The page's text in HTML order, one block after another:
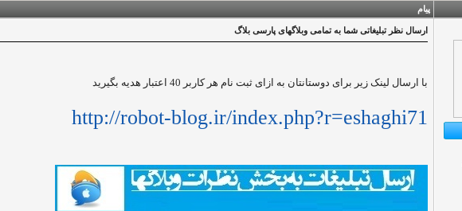
پیام
ارسال نظر تبلیغاتی شما به تمامی وبلاگهای پارسی بلاگ
با ارسال لینک زیر برای دوستانتان به ازای ثبت نام هر کاربر 40 اعتبار هدیه بگیرید
http://robot-blog.ir/index.php?r=eshaghi71